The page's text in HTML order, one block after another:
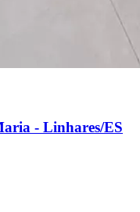
- Linhares/ES